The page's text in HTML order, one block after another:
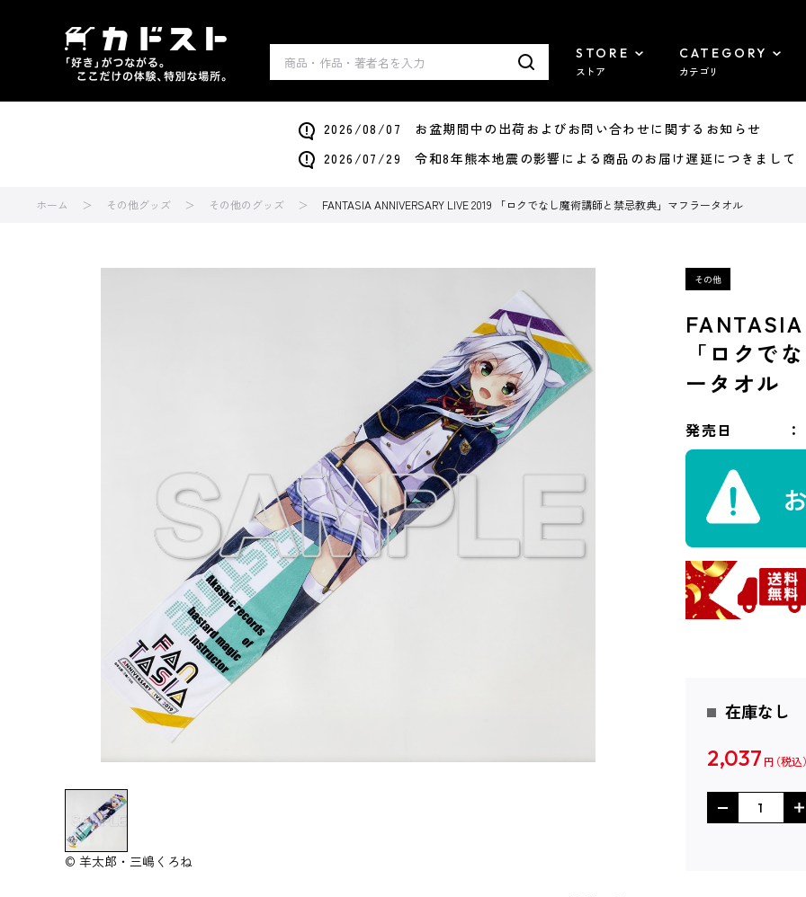
STORE
ストア
CATEGORY
カテゴリ
2026/08/07 お盆期間中の出荷およびお問い合わせに関するお知らせ
2026/07/29 令和8年熊本地震の影響による商品のお届け遅延につきまして
ホーム その他グッズ その他のグッズ FANTASIA ANNIVERSARY LIVE 2019 「ロクでなし魔術講師と禁忌教典」マフラータオル
© 羊太郎・三嶋くろね
「ロクで
ータオル
発売日
在庫なし
2,037 円